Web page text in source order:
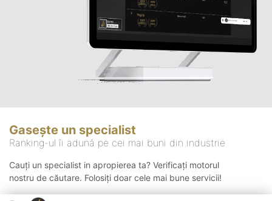
Gasește un specialist
Ranking-ul îi adună pe cei mai buni din industrie
Cauți un specialist in apropierea ta? Verificați motorul
nostru de căutare. Folosiți doar cele mai bune servicii!